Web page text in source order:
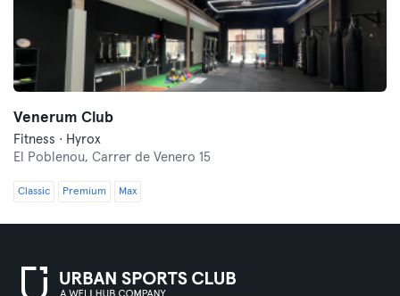
Venerum Club
Fitness · Hyrox
El Poblenou, Carrer de Venero 15
Classic Premium Max